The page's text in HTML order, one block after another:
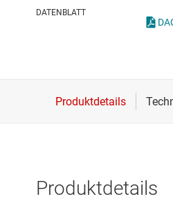
DATENBLATT
Produktdetails